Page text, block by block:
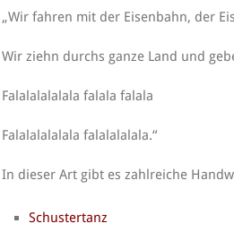
„Wir fahren mit der Eisenbahn, der
Wir ziehn durchs ganze Land und
Falalalalalala falala falala
Falalalalalala falalalalala.“
In dieser Art gibt es zahlreiche
Schustertanz